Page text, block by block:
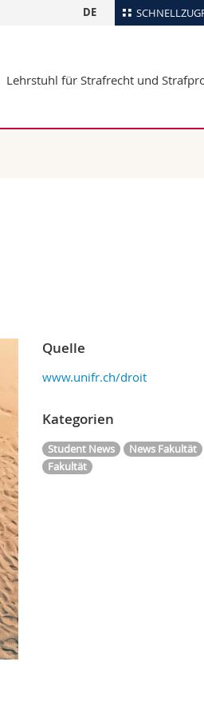
Ortsplan
Webmail
DE
Lehrstuhl für Strafrecht und
Quelle
www.unifr.ch/droit
Kategorien
Student News
News Fakultät
Fakultät